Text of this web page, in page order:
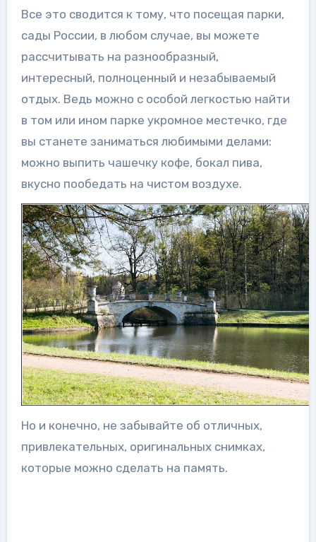
Все это сводится к тому, что посещая парки,
сады России, в любом случае, вы можете
рассчитывать на разнообразный,
интересный, полноценный и незабываемый
отдых. Ведь можно с особой легкостью найти
в том или ином парке укромное местечко, где
вы станете заниматься любимыми делами:
можно выпить чашечку кофе, бокал пива,
вкусно пообедать на чистом воздухе.
Но и конечно, не забывайте об отличных,
привлекательных, оригинальных снимках,
которые можно сделать на память.